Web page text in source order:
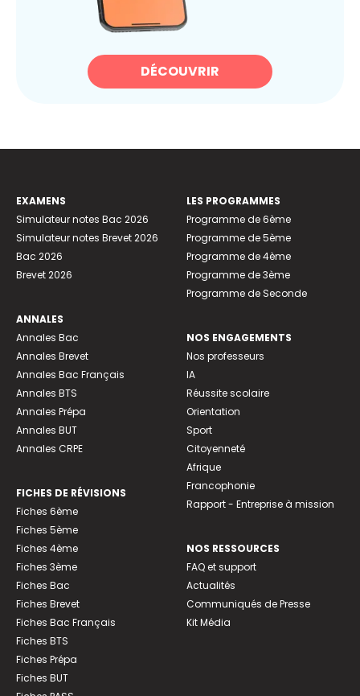
DÉCOUVRIR
EXAMENS
Simulateur notes Bac 2026
Simulateur notes Brevet 2026
Bac 2026
Brevet 2026
ANNALES
Annales Bac
Annales Brevet
Annales Bac Français
Annales BTS
Annales Prépa
Annales BUT
Annales CRPE
FICHES DE RÉVISIONS
Fiches 6ème
Fiches 5ème
Fiches 4ème
Fiches 3ème
Fiches Bac
Fiches Brevet
Fiches Bac Français
Fiches BTS
Fiches Prépa
Fiches BUT
LES PROGRAMMES
Programme de 6ème
Programme de 5ème
Programme de 4ème
Programme de 3ème
Programme de Seconde
NOS ENGAGEMENTS
Nos professeurs
IA
Réussite scolaire
Orientation
Sport
Citoyenneté
Afrique
Francophonie
Rapport - Entreprise à mission
NOS RESSOURCES
FAQ et support
Actualités
Communiqués de Presse
Kit Média